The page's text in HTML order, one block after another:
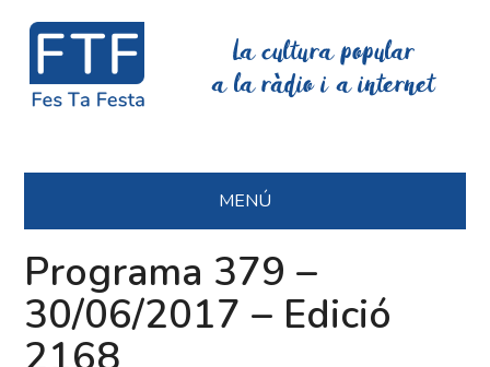
La cultura popular
a la ràdio i a internet
MENÚ
Programa 379 –
30/06/2017 – Edició